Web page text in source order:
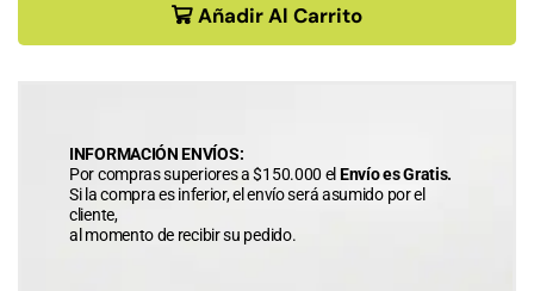
Añadir Al Carrito
INFORMACIÓN ENVÍOS:
Por compras superiores a $150.000 el Envío es Gratis.
Si la compra es inferior, el envío será asumido por el
cliente,
al momento de recibir su pedido.